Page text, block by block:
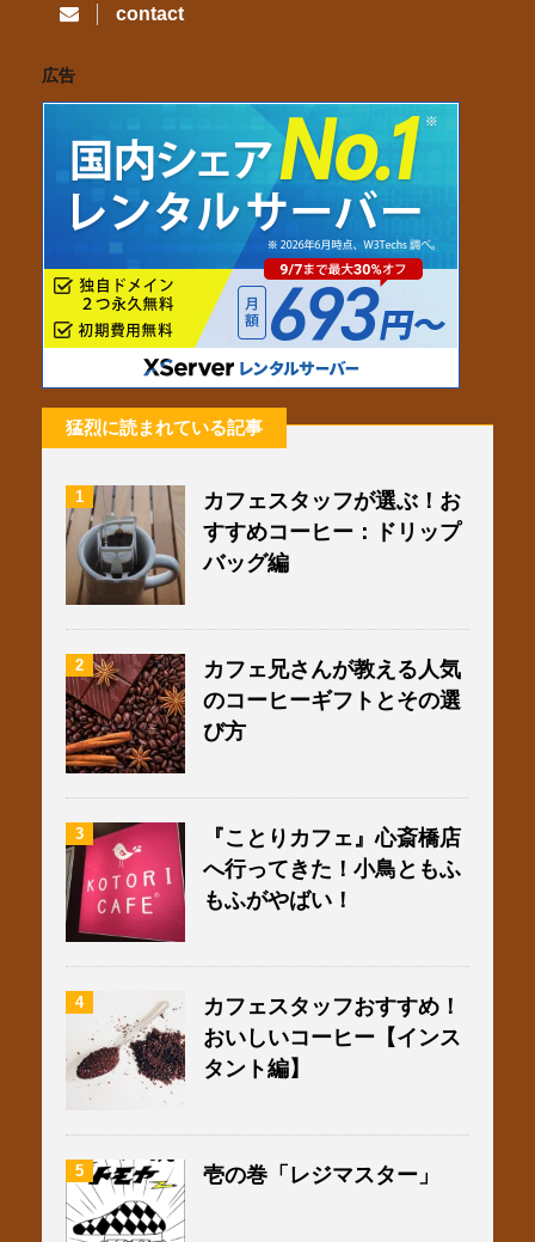
o
o
k
g
a
m
e
contact
広告
猛烈に読まれている記事
1
カフェスタッフが選ぶ！お
すすめコーヒー：ドリップ
バッグ編
2
カフェ兄さんが教える人気
のコーヒーギフトとその選
び方
3
『ことりカフェ』心斎橋店
へ行ってきた！小鳥ともふ
もふがやばい！
4
カフェスタッフおすすめ！
おいしいコーヒー【インス
タント編】
5 壱の巻「レジマスター」